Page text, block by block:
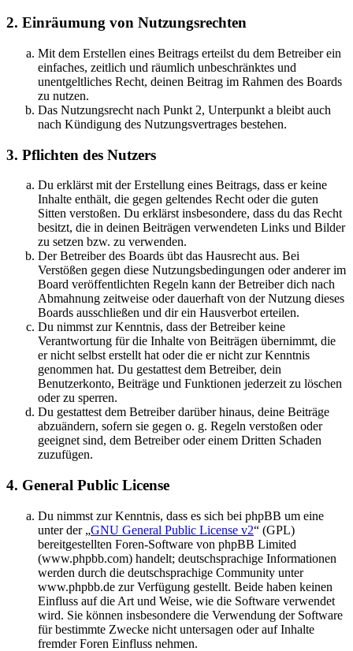
2. Einräumung von Nutzungsrechten
Mit dem Erstellen eines Beitrags erteilst du dem Betreiber ein
einfaches, zeitlich und räumlich unbeschränktes und
unentgeltliches Recht, deinen Beitrag im Rahmen des Boards
zu nutzen.
Das Nutzungsrecht nach Punkt 2, Unterpunkt a bleibt auch
nach Kündigung des Nutzungsvertrages bestehen.
3. Pflichten des Nutzers
Du erklärst mit der Erstellung eines Beitrags, dass er keine
Inhalte enthält, die gegen geltendes Recht oder die guten
Sitten verstoßen. Du erklärst insbesondere, dass du das Recht
besitzt, die in deinen Beiträgen verwendeten Links und Bilder
zu setzen bzw. zu verwenden.
Der Betreiber des Boards übt das Hausrecht aus. Bei
Verstößen gegen diese Nutzungsbedingungen oder anderer im
Board veröffentlichten Regeln kann der Betreiber dich nach
Abmahnung zeitweise oder dauerhaft von der Nutzung dieses
Boards ausschließen und dir ein Hausverbot erteilen.
Du nimmst zur Kenntnis, dass der Betreiber keine
Verantwortung für die Inhalte von Beiträgen übernimmt, die
er nicht selbst erstellt hat oder die er nicht zur Kenntnis
genommen hat. Du gestattest dem Betreiber, dein
Benutzerkonto, Beiträge und Funktionen jederzeit zu löschen
oder zu sperren.
Du gestattest dem Betreiber darüber hinaus, deine Beiträge
abzuändern, sofern sie gegen o. g. Regeln verstoßen oder
geeignet sind, dem Betreiber oder einem Dritten Schaden
zuzufügen.
4. General Public License
Du nimmst zur Kenntnis, dass es sich bei phpBB um eine
unter der „GNU General Public License v2“ (GPL)
bereitgestellten Foren-Software von phpBB Limited
(www.phpbb.com) handelt; deutschsprachige Informationen
werden durch die deutschsprachige Community unter
www.phpbb.de zur Verfügung gestellt. Beide haben keinen
Einfluss auf die Art und Weise, wie die Software verwendet
wird. Sie können insbesondere die Verwendung der Software
für bestimmte Zwecke nicht untersagen oder auf Inhalte
fremder Foren Einfluss nehmen.